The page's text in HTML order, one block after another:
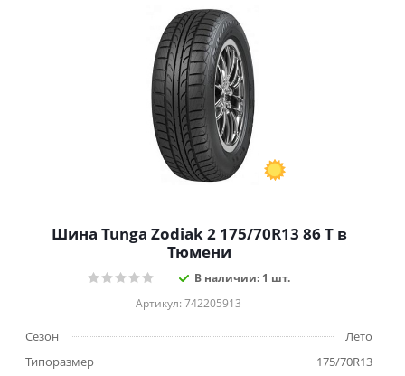
Шина Tunga Zodiak 2 175/70R13 86 T в
Тюмени
В наличии: 1 шт.
Артикул: 742205913
Сезон
Лето
Типоразмер
175/70R13